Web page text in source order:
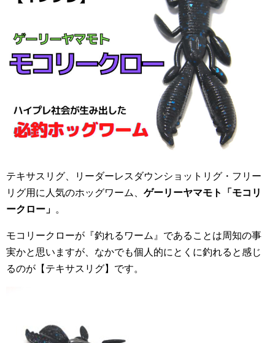
テキサスリグ、リーダーレスダウンショットリグ・フリー
リグ用に人気のホッグワーム、 ゲーリーヤマモト「モコリ
ークロー」 。
モコリークローが『釣れるワーム』であることは周知の事
実かと思いますが、なかでも個人的にとくに釣れると感じ
るのが【テキサスリグ】です。